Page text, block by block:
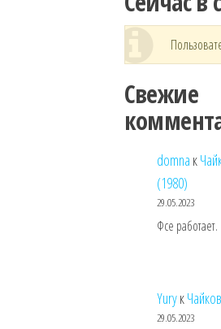
Свежие
domna к
(1980)
29.05.2023
Фсе работает.
Yuryк
29.05.2023